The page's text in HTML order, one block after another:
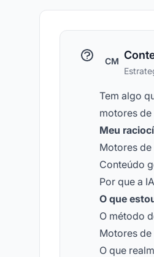
CM
Tem algo
motores de
Meu
Motores
Conteúdo
Por que a
O que
O método
Motores
O que